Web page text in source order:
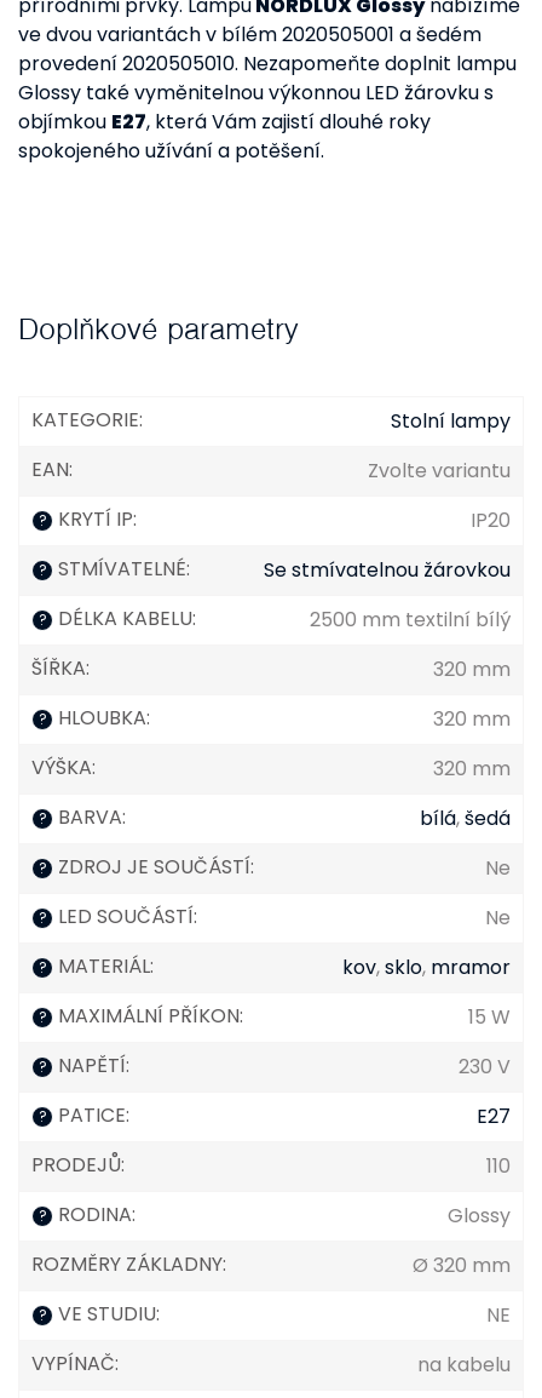
ve dvou variantách v bílém 2020505001 a šedém
provedení 2020505010. Nezapomeňte doplnit lampu
Glossy také vyměnitelnou výkonnou LED žárovku s
objímkou E27, která Vám zajistí dlouhé roky
spokojeného užívání a potěšení.
Doplňkové parametry
KATEGORIE:
Stolní lampy
EAN: Zvolte variantu
? KRYTÍ IP: IP20
? STMÍVATELNÉ: Se stmívatelnou žárovkou
? DÉLKA KABELU:
2500 mm textilní bílý
ŠÍŘKA: 320 mm
? HLOUBKA:
320 mm
VÝŠKA: 320 mm
? BARVA: bílá,šedá
? ZDROJ JE SOUČÁSTÍ: Ne
? LED SOUČÁSTÍ: Ne
? MATERIÁL: kov,sklo, mramor
? MAXIMÁLNÍ PŘÍKON: 15 W
? NAPĚTÍ: 230 V
? PATICE:
E27
PRODEJŮ: 110
? RODINA:
Glossy
ROZMĚRY ZÁKLADNY: Ø 320 mm
? VE STUDIU:
NE
VYPÍNAČ: na kabelu